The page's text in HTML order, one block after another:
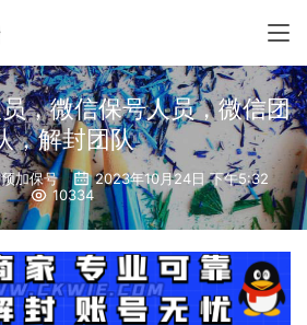
，微信保号人员，微信团
，解封团队
加保号
2023年10月24日 下午5:32
10334